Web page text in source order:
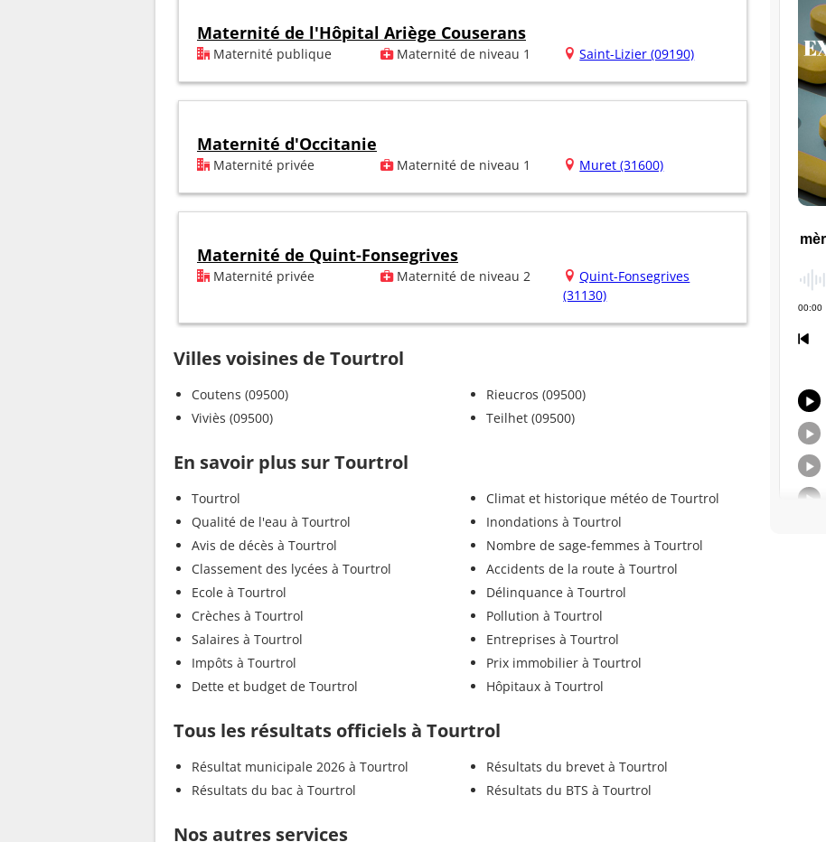
Maternité de l'Hôpital Ariège Couserans
Maternité publique Maternité de niveau 1 Saint-Lizier (09190)
Maternité d'Occitanie
Maternité privée Maternité de niveau 1 Muret (31600)
Maternité de Quint-Fonsegrives
Maternité privée Maternité de niveau 2
Quint-Fonsegrives
(31130)
Villes voisines de Tourtrol
Coutens (09500)
Viviès (09500)
Rieucros (09500)
Teilhet (09500)
En savoir plus sur Tourtrol
Tourtrol
Qualité de l'eau à Tourtrol
Avis de décès à Tourtrol
Classement des lycées à Tourtrol
Ecole à Tourtrol
Crèches à Tourtrol
Salaires à Tourtrol
Impôts à Tourtrol
Dette et budget de Tourtrol
Climat et historique météo de Tourtrol
Inondations à Tourtrol
Nombre de sage-femmes à Tourtrol
Accidents de la route à Tourtrol
Délinquance à Tourtrol
Pollution à Tourtrol
Entreprises à Tourtrol
Prix immobilier à Tourtrol
Hôpitaux à Tourtrol
Tous les résultats officiels à Tourtrol
Résultat municipale 2026 à Tourtrol
Résultats du bac à Tourtrol
Résultats du brevet à Tourtrol
Résultats du BTS à Tourtrol
Nos autres services